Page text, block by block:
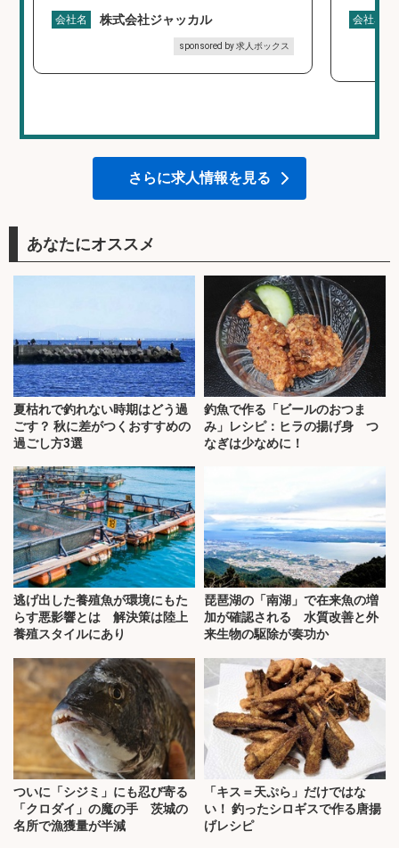
会社名 株式会社ジャッカル
sponsored by 求人ボックス
会社名
さらに求人情報を見る
あなたにオススメ
夏枯れで釣れない時期はどう過
ごす？ 秋に差がつくおすすめの
過ごし方3選
釣魚で作る「ビールのおつま
み」レシピ：ヒラの揚げ身 つ
なぎは少なめに！
逃げ出した養殖魚が環境にもた
らす悪影響とは 解決策は陸上
養殖スタイルにあり
琵琶湖の「南湖」で在来魚の増
加が確認される 水質改善と外
来生物の駆除が奏功か
ついに「シジミ」にも忍び寄る
「クロダイ」の魔の手 茨城の
名所で漁獲量が半減
「キス＝天ぷら」だけではな
い！ 釣ったシロギスで作る唐揚
げレシピ